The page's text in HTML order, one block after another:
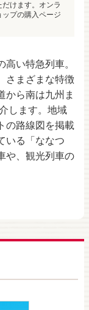
い特急列車。
さまざまな特徴
ら南は九州ま
します。地域
の路線図を掲載
いる「ななつ
や、観光列車の
けます。オンラ
プの購入ページ